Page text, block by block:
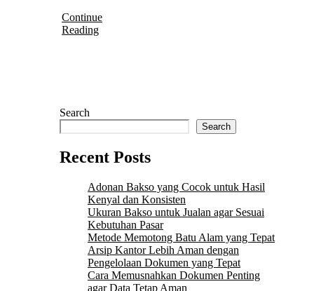
Continue
Reading
Search
Search
Recent Posts
Adonan Bakso yang Cocok untuk Hasil
Kenyal dan Konsisten
Ukuran Bakso untuk Jualan agar Sesuai
Kebutuhan Pasar
Metode Memotong Batu Alam yang Tepat
Arsip Kantor Lebih Aman dengan
Pengelolaan Dokumen yang Tepat
Cara Memusnahkan Dokumen Penting
agar Data Tetap Aman